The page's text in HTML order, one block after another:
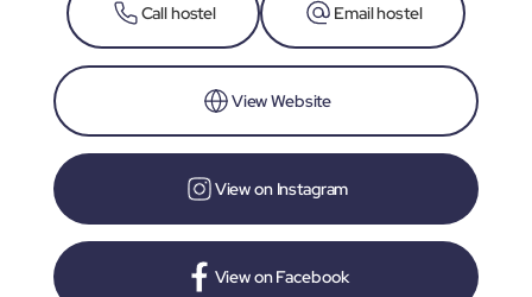
Call hostel Email hostel
View Website
View on Instagram
View on Facebook